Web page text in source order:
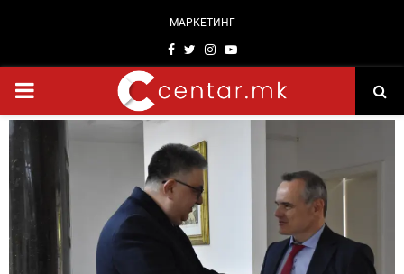
МАРКЕТИНГ
Facebook
TwitterInstagram
Youtube
PRIMARY